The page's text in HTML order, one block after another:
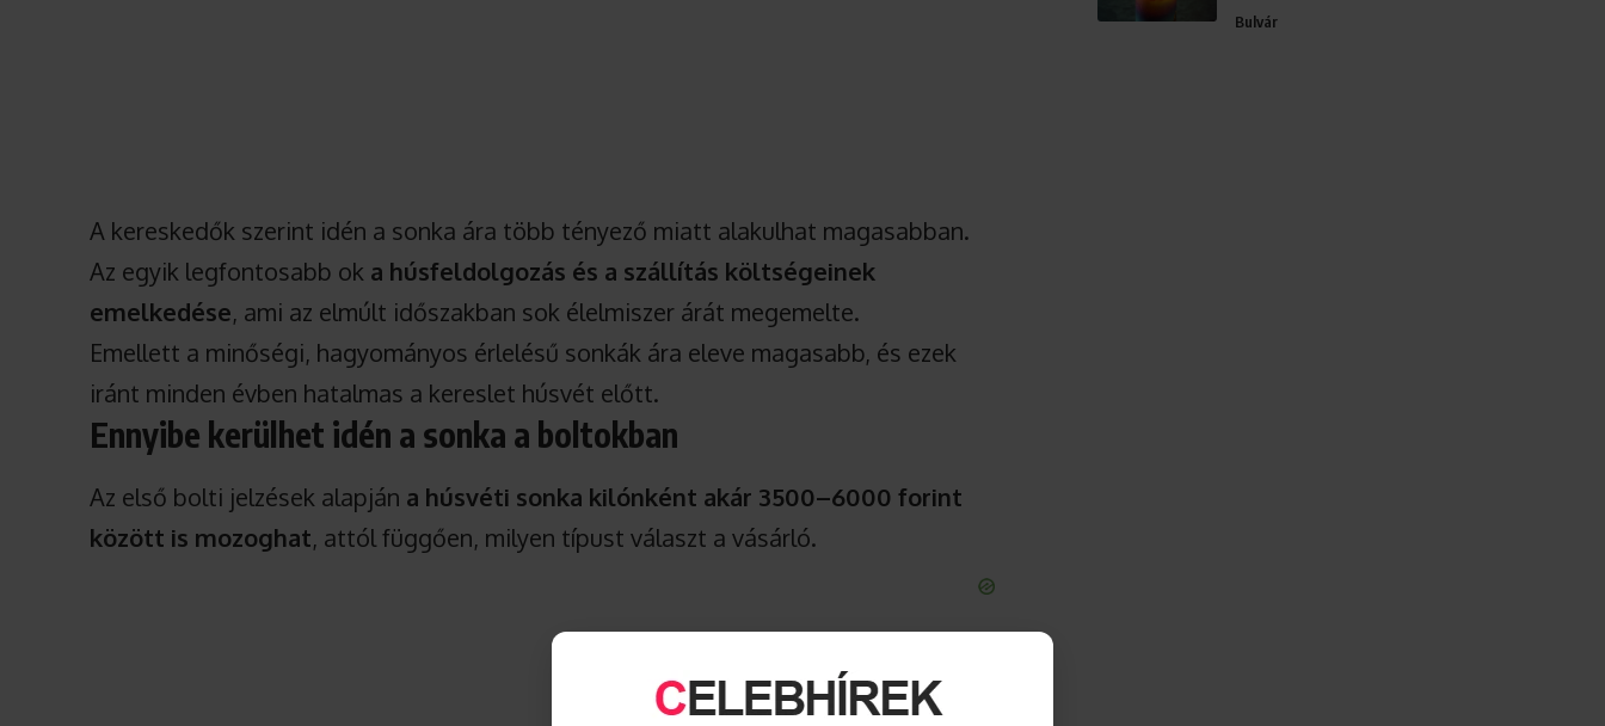
A kereskedők szerint idén a sonka ára több tényező miatt alakulhat magasabban.
Az egyik legfontosabb ok a húsfeldolgozás és a szállítás költségeinek
emelkedése, ami az elmúlt időszakban sok élelmiszer árát megemelte.
Emellett a minőségi, hagyományos érlelésű sonkák ára eleve magasabb, és ezek
iránt minden évben hatalmas a kereslet húsvét előtt.
Ennyibe kerülhet idén a sonka a boltokban
Az első bolti jelzések alapján a húsvéti sonka kilónként akár 3500–6000 forint
között is mozoghat, attól függően, milyen típust választ a vásárló.
Bulvár